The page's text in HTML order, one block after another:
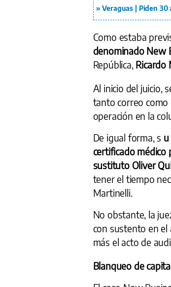
Veraguas | Piden
Como estaba
denominado New
República, Ricardo
Al inicio del juicio,
tanto correo como
operación en la
De igual forma, s
certificado médico
sustituto Oliver
tener el tiempo
Martinelli.
No obstante, la
con sustento en el
más el acto de
Blanqueo de